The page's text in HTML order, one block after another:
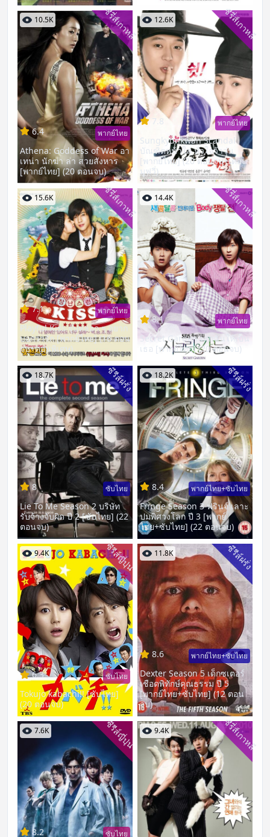
10.5K ซีรี่ส์เกาหลี
6.4 พากย์ไทย
Athena: Goddess of War อา
เทน่า นักฆ่า ล่า สวยสังหาร
[พากย์ไทย] (20 ตอนจบ)
12.6K ซีรี่ส์เกาหลี
7.8 พากย์ไทย
Sungkyunkwan Scandal
บัณฑิตหน้าใส หัวใจว้าวุ่น
[พากย์ไทย] (20 ตอนจบ+เดอะ
มูฟวี่)
15.6K ซีรี่ส์เกาหลี
7.1 พากย์ไทย
Playful Kiss จุ๊บหลอก ๆ อยาก
บอกว่ารัก [พากย์ไทย] (16 ตอน
จบ+ตอนพิเศษ)
14.4K ซีรี่ส์เกาหลี
8.1 พากย์ไทย
Secret Garden เสกฉันให้เป็น
เธอ [พากย์ไทย] (20 ตอนจบ)
18.7K ซีรีส์ฝรั่ง
8 ซับไทย
Lie To Me Season 2 บริษัท
รับจ้างจับผิด ปี 2 [ซับไทย] (22
ตอนจบ)
18.2K ซีรีส์ฝรั่ง
8.4 พากย์ไทย+ซับไทย
Fringe Season 3 ฟรินจ์ เลาะ
ปมพิศวงโลก ปี 3 [พากย์
ไทย+ซับไทย] (22 ตอนจบ)
9.4K ซีรีส์ญี่ปุ่น
6.3 ซับไทย
Tokujo kabachi!! [ซับไทย]
(20 ตอนจบ)
11.8K ซีรีส์ฝรั่ง
8.6 พากย์ไทย+ซับไทย
Dexter Season 5 เด็กซเตอร์
เชือดพิทักษ์คุณธรรม ปี 5
[พากย์ไทย+ซับไทย] (12 ตอน
จบ)
7.6K ซีรีส์ญี่ปุ่น
8.2 ซับไทย
9.4K ซีรี่ส์เกาหลี